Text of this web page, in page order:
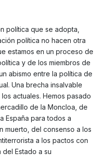
política que se adopta,
política no hacen otra
estamos en un proceso de
y de los miembros de
abismo entre la política de
Una brecha insalvable
actuales. Hemos pasado
de la Moncloa, de
España para todos a
muerto, del consenso a los
a los pactos con
Estado a su